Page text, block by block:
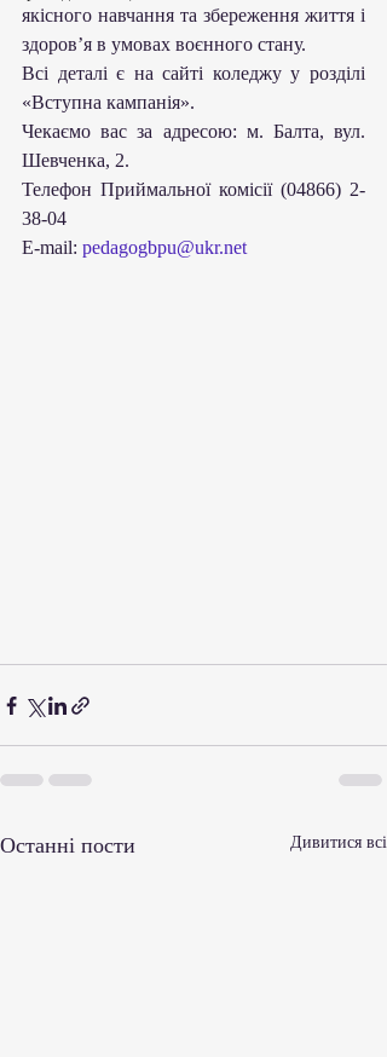
якісного навчання та збереження життя і
здоров’я в умовах воєнного стану.
Всі деталі є на сайті коледжу у розділі
«Вступна кампанія».
Чекаємо вас за адресою: м. Балта, вул.
Шевченка, 2.
Телефон Приймальної комісії (04866) 2-
38-04
Е-mail: pedagogbpu@ukr.net
Останні пости Дивитися всі